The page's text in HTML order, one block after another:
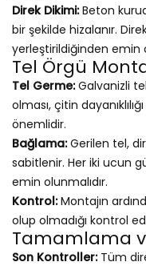
Direk Dikimi:Beton
bir şekilde hizalanır.
yerleştirildiğinden emin
Tel Örgü
Tel Germe:Galvanizli
olması, çitin
önemlidir.
Bağlama:Gerilen tel,
sabitlenir. Her iki ucun
emin olunmalıdır.
Kontrol:Montajın
olup olmadığı kontrol
Tamamlama
Son Kontroller:Tüm